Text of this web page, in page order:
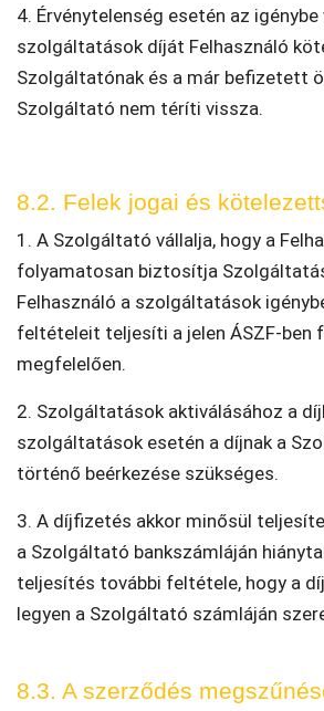
4. Érvénytelenség esetén az
szolgáltatások díját Felhasználó
Szolgáltatónak és a már befizetett
Szolgáltató nem téríti vissza.
8.2. Felek jogai és
1. A Szolgáltató vállalja, hogy a
folyamatosan biztosítja
Felhasználó a szolgáltatások
feltételeit teljesíti a jelen ÁSZF-ben
megfelelően.
2. Szolgáltatások aktiválásához a
szolgáltatások esetén a díjnak a
történő beérkezése szükséges.
3. A díjfizetés akkor minősül
a Szolgáltató bankszámláján
teljesítés további feltétele, hogy a
legyen a Szolgáltató számláján
8.3. A szerződés